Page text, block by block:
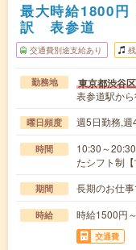
最大時給1800円
訳 表参道
交通費別途支給あり 残
勤務地 東京都渋谷区
表参道駅か
曜日頻度 週5日勤務,週
時間
10:30～
たシフト制
期間 長期のお仕
時給 時給1500円
交通費